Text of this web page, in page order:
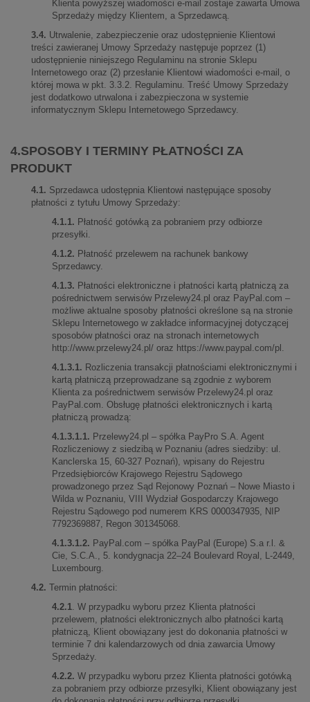
Klienta powyższej wiadomości e-mail zostaje zawarta Umowa
Sprzedaży między Klientem, a Sprzedawcą.
3.4. Utrwalenie, zabezpieczenie oraz udostępnienie Klientowi
treści zawieranej Umowy Sprzedaży następuje poprzez (1)
udostępnienie niniejszego Regulaminu na stronie Sklepu
Internetowego oraz (2) przesłanie Klientowi wiadomości e-mail, o
której mowa w pkt. 3.3.2. Regulaminu. Treść Umowy Sprzedaży
jest dodatkowo utrwalona i zabezpieczona w systemie
informatycznym Sklepu Internetowego Sprzedawcy.
4.SPOSOBY I TERMINY PŁATNOŚCI ZA
PRODUKT
4.1. Sprzedawca udostępnia Klientowi następujące sposoby
płatności z tytułu Umowy Sprzedaży:
4.1.1. Płatność gotówką za pobraniem przy odbiorze
przesyłki.
4.1.2. Płatność przelewem na rachunek bankowy
Sprzedawcy.
4.1.3. Płatności elektroniczne i płatności kartą płatniczą za
pośrednictwem serwisów Przelewy24.pl oraz PayPal.com –
możliwe aktualne sposoby płatności określone są na stronie
Sklepu Internetowego w zakładce informacyjnej dotyczącej
sposobów płatności oraz na stronach internetowych
http://www.przelewy24.pl/ oraz https://www.paypal.com/pl.
4.1.3.1. Rozliczenia transakcji płatnościami elektronicznymi i
kartą płatniczą przeprowadzane są zgodnie z wyborem
Klienta za pośrednictwem serwisów Przelewy24.pl oraz
PayPal.com. Obsługę płatności elektronicznych i kartą
płatniczą prowadzą:
4.1.3.1.1. Przelewy24.pl – spółka PayPro S.A. Agent
Rozliczeniowy z siedzibą w Poznaniu (adres siedziby: ul.
Kanclerska 15, 60-327 Poznań), wpisany do Rejestru
Przedsiębiorców Krajowego Rejestru Sądowego
prowadzonego przez Sąd Rejonowy Poznań – Nowe Miasto i
Wilda w Poznaniu, VIII Wydział Gospodarczy Krajowego
Rejestru Sądowego pod numerem KRS 0000347935, NIP
7792369887, Regon 301345068.
4.1.3.1.2. PayPal.com – spółka PayPal (Europe) S.a r.l. &
Cie, S.C.A., 5. kondygnacja 22–24 Boulevard Royal, L-2449,
Luxembourg.
4.2. Termin płatności:
4.2.1 . W przypadku wyboru przez Klienta płatności
przelewem, płatności elektronicznych albo płatności kartą
płatniczą, Klient obowiązany jest do dokonania płatności w
terminie 7 dni kalendarzowych od dnia zawarcia Umowy
Sprzedaży.
4.2.2. W przypadku wyboru przez Klienta płatności gotówką
za pobraniem przy odbiorze przesyłki, Klient obowiązany jest